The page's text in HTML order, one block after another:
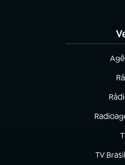
(abre
TV
(abre